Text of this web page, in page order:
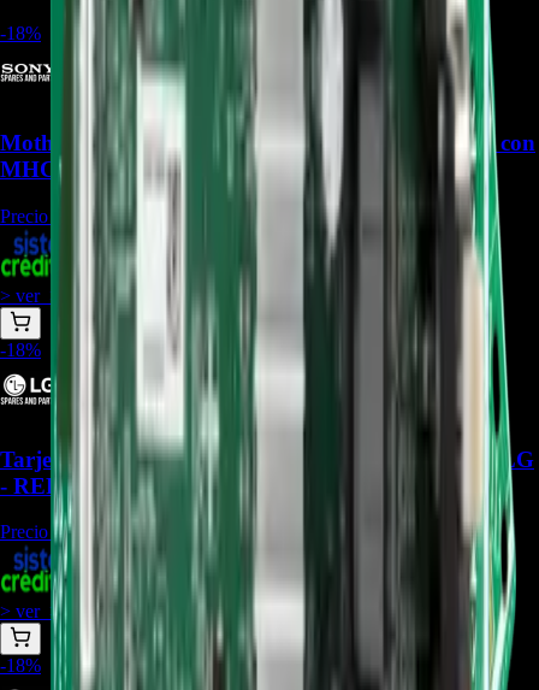
-18%
Mother Board Complete F-1337-488-9 compatible con
MHC-V02 - REP-1348/REP-2444
Precio Regular: $
$
> ver_ > desbloquear oferta_
-18%
Tarjeta Main EBR85801202 Para Torre de sonido LG
- REP-856
Precio Regular: $ 777.000
637.000
> ver_ > desbloquear oferta_
-18%